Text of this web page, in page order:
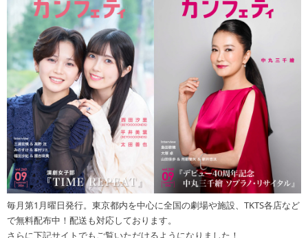
毎月第1月曜日発行。東京都内を中心に全国の劇場や施設、TKTS各店など
で無料配布中！配送も対応しております。
さらに下記サイトでもご覧いただけるようになりました！